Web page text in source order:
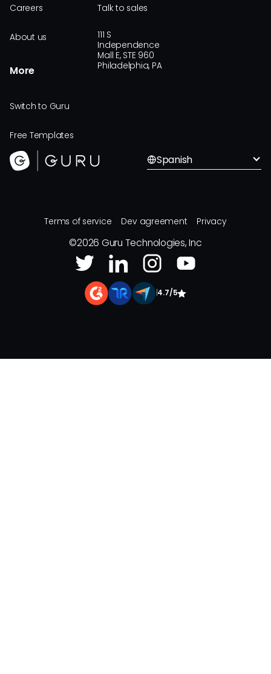
Careers
About us
More
Switch to Guru
Free Templates
Talk to sales
111 S
Independence
Mall E, STE 960
Philadelphia, PA
Spanish
Terms of service Dev agreement Privacy
©2026 Guru Technologies, Inc
4.7/5